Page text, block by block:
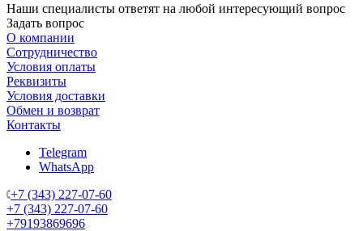
Наши специалисты ответят на любой интересующий вопрос
Задать вопрос
О компании
Сотрудничество
Условия оплаты
Реквизиты
Условия доставки
Обмен и возврат
Контакты
Telegram
WhatsApp
+7 (343) 227-07-60
+7 (343) 227-07-60
+79193869696